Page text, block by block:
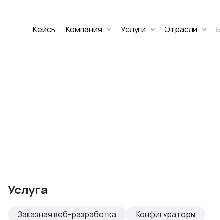
Кейсы Компания Услуги Отрасли
Услуга
Заказная веб-разработка
Конфигураторы